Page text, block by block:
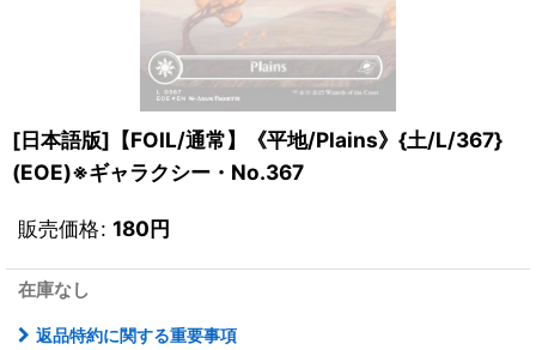
[日本語版]【FOIL/通常】《平地/Plains》{土/L/367}
(EOE)※ギャラクシー・No.367
販売価格: 180円
在庫なし
返品特約に関する重要事項